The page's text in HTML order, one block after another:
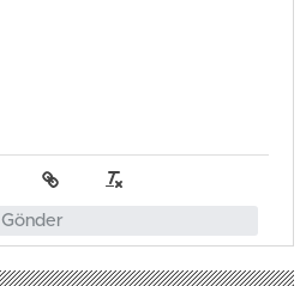
Gönder